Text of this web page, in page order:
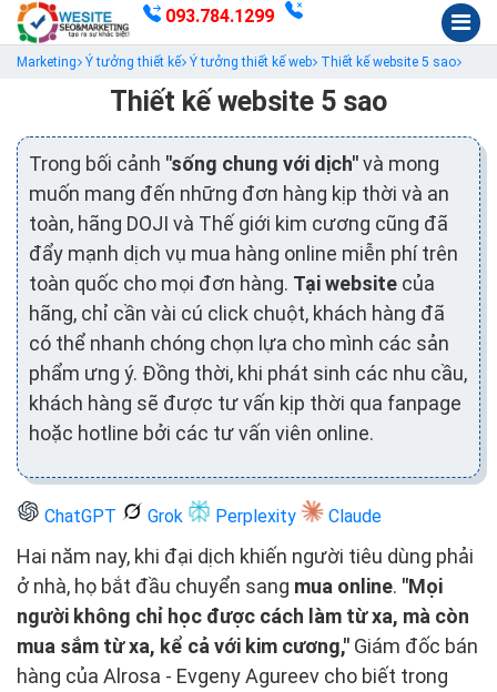
093.784.1299
Marketing Ý tưởng thiết kế Ý tưởng thiết kế web Thiết kế website 5 sao
Thiết kế website 5 sao
Trong bối cảnh "sống chung với dịch"và mong
muốn mang đến những đơn hàng kịp thời và an
toàn, hãng DOJI và Thế giới kim cương cũng đã
đẩy mạnh dịch vụ mua hàng online miễn phí trên
toàn quốc cho mọi đơn hàng. Tại website của
hãng, chỉ cần vài cú click chuột, khách hàng đã
có thể nhanh chóng chọn lựa cho mình các sản
phẩm ưng ý. Đồng thời, khi phát sinh các nhu cầu,
khách hàng sẽ được tư vấn kịp thời qua fanpage
hoặc hotline bởi các tư vấn viên online.
ChatGPT Grok Perplexity Claude
Hai năm nay, khi đại dịch khiến người tiêu dùng phải
ở nhà, họ bắt đầu chuyển sang mua online. "Mọi
người không chỉ học được cách làm từ xa, mà còn
mua sắm từ xa, kể cả với kim cương," Giám đốc bán
hàng của Alrosa - Evgeny Agureev cho biết trong